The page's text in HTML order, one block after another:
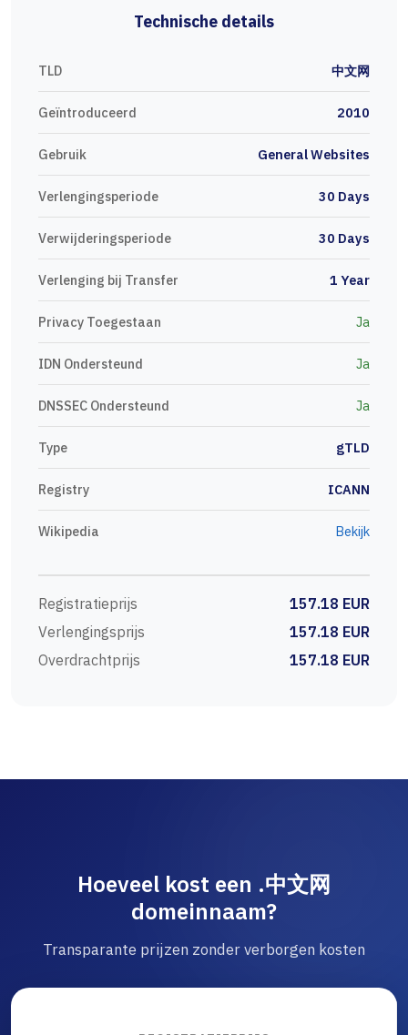
Technische details
TLD 中文网
Geïntroduceerd 2010
Gebruik General Websites
Verlengingsperiode 30 Days
Verwijderingsperiode 30 Days
Verlenging bij Transfer 1 Year
Privacy Toegestaan Ja
IDN Ondersteund Ja
DNSSEC Ondersteund Ja
Type gTLD
Registry ICANN
Wikipedia Bekijk
Registratieprijs
157.18 EUR
Verlengingsprijs
157.18 EUR
Overdrachtprijs
157.18 EUR
Hoeveel kost een .中文网
domeinnaam?
Transparante prijzen zonder verborgen kosten